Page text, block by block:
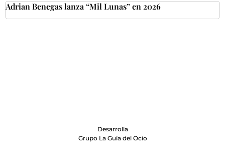
Adrian Benegas lanza “Mil Lunas” en 2026
Desarrolla
Grupo La Guía del Ocio